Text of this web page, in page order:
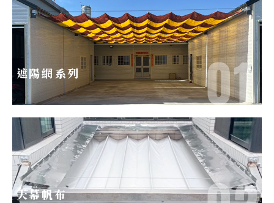
遮陽網系列
天幕帆布